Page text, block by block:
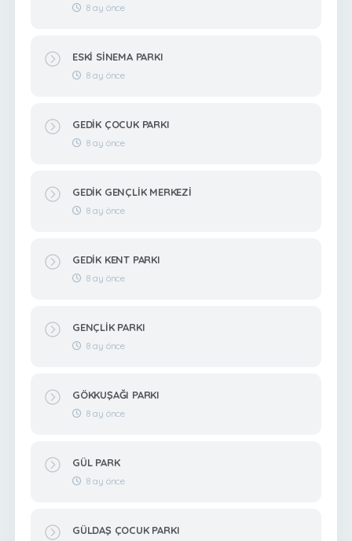
8 ay önce
ESKİ SİNEMA PARKI
8 ay önce
GEDİK ÇOCUK PARKI
8 ay önce
GEDİK GENÇLİK MERKEZİ
8 ay önce
GEDİK KENT PARKI
8 ay önce
GENÇLİK PARKI
8 ay önce
GÖKKUŞAĞI PARKI
8 ay önce
GÜL PARK
8 ay önce
GÜLDAŞ ÇOCUK PARKI